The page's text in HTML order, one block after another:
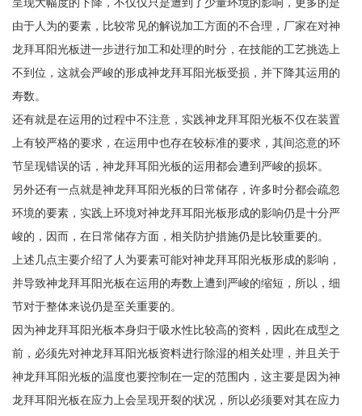
由于人为的要素，比较常见的解说加工方面的不合理，厂家在对神
龙拜耳阳光板进一步进行加工和处理的时分，在技能的工艺挑选上
不到位，这就会严峻的形成神龙拜耳阳光板受损，并下降其运用的
寿数。
还有就是在运用的过程中不注意，实践神龙拜耳阳光板不仅在装置
上有较严格的要求，在运用中也存在较标准的要求，其间恣意的环
节呈现错误的话，神龙拜耳阳光板的运用都会遭到严峻的损坏。
另外还有一点就是神龙拜耳阳光板的日常储存，许多时分都会疏忽
环境的要素，实践上环境对神龙拜耳阳光板形成的影响仍是十分严
峻的，因而，在日常储存方面，相关防护措施仍是比较重要的。
上述几点主要介绍了人为要素可能对神龙拜耳阳光板形成的影响，
并导致神龙拜耳阳光板在运用的寿数上遭到严峻的缩短，所以，细
节对于整体来说仍是至关重要的。
因为神龙拜耳阳光板本身归于吸水性比较高的资料，因此在成型之
前，必须先对神龙拜耳阳光板资料进行除湿的相关处理，并且关于
神龙拜耳阳光板的温度也要控制在一定的范围内，这主要是因为神
龙拜耳阳光板在应力上会呈现开裂的状况，所以必须要对其在应力